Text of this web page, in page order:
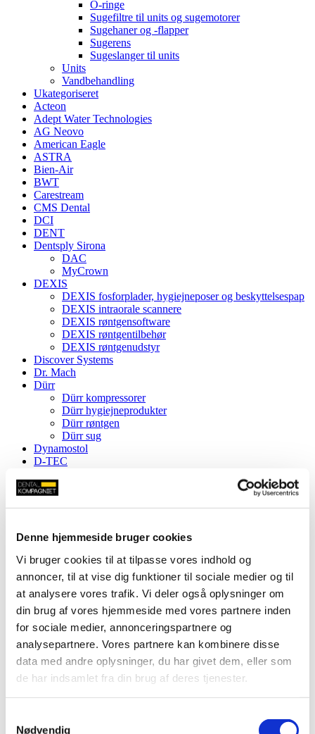
Denne hjemmeside bruger cookies
Vi bruger cookies til at tilpasse vores indhold og
annoncer, til at vise dig funktioner til sociale medier og til
at analysere vores trafik. Vi deler også oplysninger om
din brug af vores hjemmeside med vores partnere inden
for sociale medier, annonceringspartnere og
analysepartnere. Vores partnere kan kombinere disse
data med andre oplysninger, du har givet dem, eller som
de har indsamlet fra din brug af deres tjenester.
Nødvendig
O-ringe
Sugefiltre til units og sugemotorer
Sugehaner og -flapper
Sugerens
Sugeslanger til units
Units
Vandbehandling
Ukategoriseret
Acteon
Adept Water Technologies
AG Neovo
American Eagle
ASTRA
Bien-Air
BWT
Carestream
CMS Dental
DCI
DENT
Dentsply Sirona
DAC
MyCrown
DEXIS
DEXIS fosforplader, hygiejneposer og beskyttelsespap
DEXIS intraorale scannere
DEXIS røntgensoftware
DEXIS røntgentilbehør
DEXIS røntgenudstyr
Discover Systems
Dr. Mach
Dürr
Dürr kompressorer
Dürr hygiejneprodukter
Dürr røntgen
Dürr sug
Dynamostol
D-TEC
EMS
EMS spidser
G.COMM
Units fra Heka
KaVo
Units fra KaVo
KaVo instrumenter
KaVo DUO-pakker
KaVo EXPERTmatic hånd- og vinkelstykker
KaVo INTRA instrumenthoveder
KaVo MASTERmatic hånd- og vinkelstykker
KaVo scalerspidser
KaVo SONICflex scalerspidser
KaVo SMARTmatic hånd- og vinkelstykker